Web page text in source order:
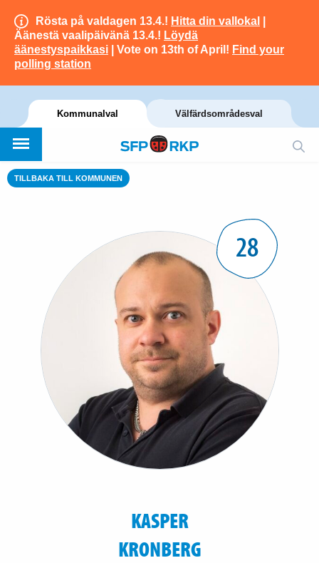
Rösta på valdagen 13.4.! Hitta din vallokal
Äänestä vaalipäivänä 13.4.! Löydä
äänestyspaikkasi | Vote on 13th of April! Find your
polling station
Kommunalval Välfärdsområdesval
TILLBAKA TILL KOMMUNEN
28
KASPER
KRONBERG